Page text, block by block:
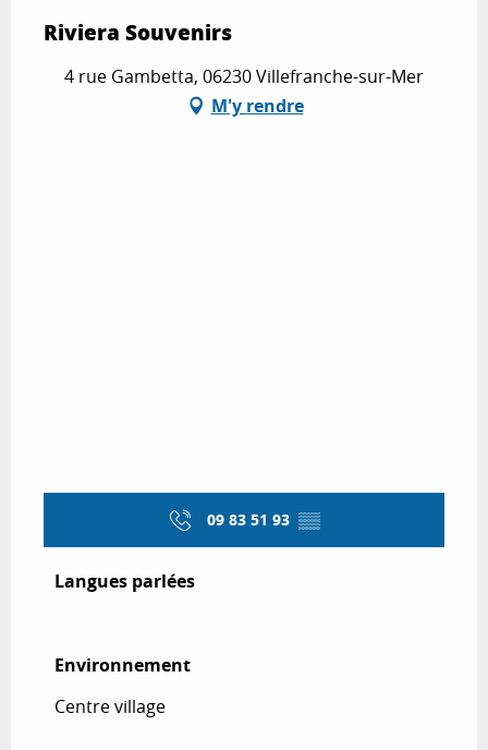
Riviera Souvenirs
4 rue Gambetta, 06230 Villefranche-sur-Mer
M'y rendre
09 83 51 93 ▒▒
Langues parlées
Langues parlées
Environnement
Environnement
Centre village